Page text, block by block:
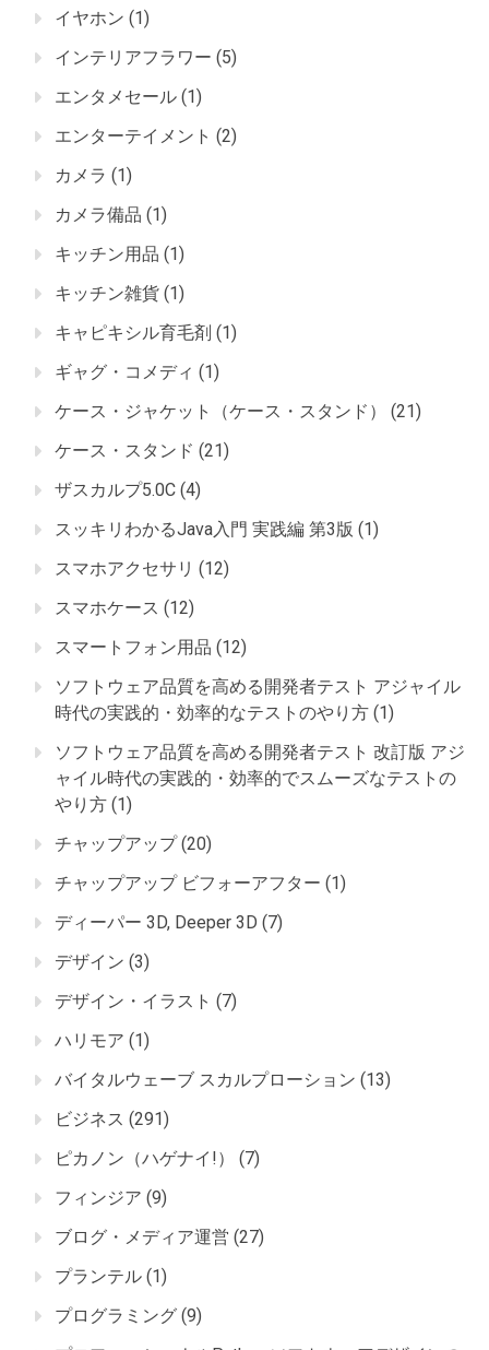
イヤホン (1)
インテリアフラワー (5)
エンタメセール (1)
エンターテイメント (2)
カメラ (1)
カメラ備品 (1)
キッチン用品 (1)
キッチン雑貨 (1)
キャピキシル育毛剤 (1)
ギャグ・コメディ (1)
ケース・ジャケット（ケース・スタンド）
(21)
ケース・スタンド (21)
ザスカルプ5.0C (4)
スッキリわかるJava入門 実践編 第3版 (1)
スマホアクセサリ (12)
スマホケース (12)
スマートフォン用品 (12)
ソフトウェア品質を高める開発者テスト アジャイル
時代の実践的・効率的なテストのやり方 (1)
ソフトウェア品質を高める開発者テスト 改訂版 アジ
ャイル時代の実践的・効率的でスムーズなテストの
やり方 (1)
チャップアップ(20)
チャップアップ ビフォーアフター (1)
ディーパー 3D, Deeper 3D (7)
デザイン (3)
デザイン・イラスト (7)
ハリモア (1)
バイタルウェーブ スカルプローション (13)
ビジネス (291)
ピカノン（ハゲナイ!）
(7)
フィンジア (9)
ブログ・メディア運営 (27)
プランテル (1)
プログラミング (9)